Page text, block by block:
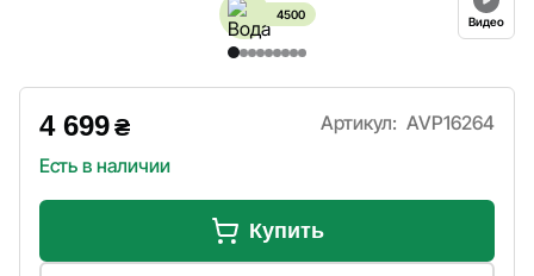
4500 Видео
4 699₴
Есть в наличии
Артикул: AVP16264
Купить